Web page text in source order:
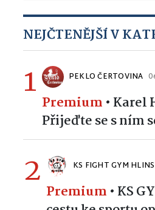
NEJČTENĚJŠÍ V
1 PEKLO ČERTOVINA
Premium • Karel
Přijeďte se s ním
2 KS FIGHT GYM
Premium • KS